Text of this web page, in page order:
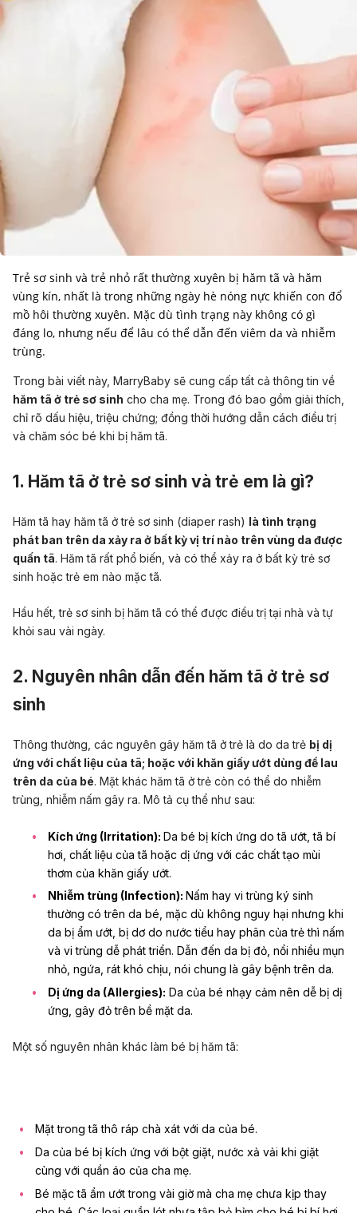
Trẻ sơ sinh và trẻ nhỏ rất thường xuyên bị hăm tã và hăm
vùng kín, nhất là trong những ngày hè nóng nực khiến con đổ
mồ hôi thường xuyên. Mặc dù tình trạng này không có gì
đáng lo, nhưng nếu để lâu có thể dẫn đến viêm da và nhiễm
trùng.
Trong bài viết này, MarryBaby sẽ cung cấp tất cả thông tin về
hăm tã ở trẻ sơ sinh cho cha mẹ. Trong đó bao gồm giải thích,
chỉ rõ dấu hiệu, triệu chứng; đồng thời hướng dẫn cách điều trị
và chăm sóc bé khi bị hăm tã.
1. Hăm tã ở trẻ sơ sinh và trẻ em là gì?
Hăm tã hay hăm tã ở trẻ sơ sinh (diaper rash) là tình trạng
phát ban trên da xảy ra ở bất kỳ vị trí nào trên vùng da được
quấn tã. Hăm tã rất phổ biến, và có thể xảy ra ở bất kỳ trẻ sơ
sinh hoặc trẻ em nào mặc tã.
Hầu hết, trẻ sơ sinh bị hăm tã có thể được điều trị tại nhà và tự
khỏi sau vài ngày.
2. Nguyên nhân dẫn đến hăm tã ở trẻ sơ
sinh
Thông thường, các nguyên gây hăm tã ở trẻ là do da trẻ bị dị
ứng với chất liệu của tã; hoặc với khăn giấy ướt dùng để lau
trên da của bé. Mặt khác hăm tã ở trẻ còn có thể do nhiễm
trùng, nhiễm nấm gây ra. Mô tả cụ thể như sau:
Kích ứng (Irritation): Da bé bị kích ứng do tã ướt, tã bí
hơi, chất liệu của tã hoặc dị ứng với các chất tạo mùi
thơm của khăn giấy ướt.
Nhiễm trùng (Infection): Nấm hay vi trùng ký sinh
thường có trên da bé, mặc dù không nguy hại nhưng khi
da bị ẩm ướt, bị dơ do nước tiểu hay phân của trẻ thì nấm
và vi trùng dễ phát triển. Dẫn đến da bị đỏ, nổi nhiều mụn
nhỏ, ngứa, rát khó chịu, nói chung là gây bệnh trên da.
Dị ứng da (Allergies): Da của bé nhạy cảm nên dễ bị dị
ứng, gây đỏ trên bề mặt da.
Một số nguyên nhân khác làm bé bị hăm tã:
Mặt trong tã thô ráp chà xát với da của bé.
Da của bé bị kích ứng với bột giặt, nước xả vải khi giặt
cùng với quần áo của cha mẹ.
Bé mặc tã ẩm ướt trong vài giờ mà cha mẹ chưa kịp thay